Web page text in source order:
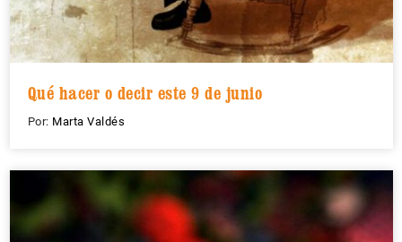
Qué hacer o decir este 9 de junio
Por: Marta Valdés